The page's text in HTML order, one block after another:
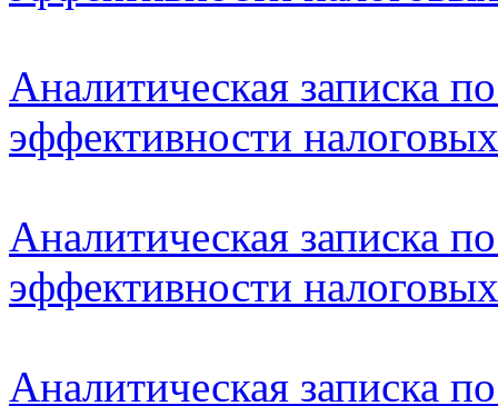
Аналитическая записка
эффективности
Аналитическая записка
эффективности
Аналитическая записка